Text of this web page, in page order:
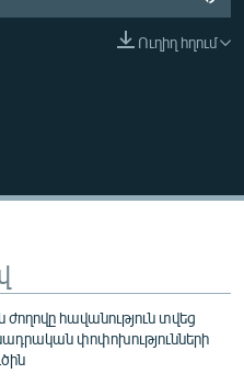
Ուղիղ հղում
ժողովը հավանություն տվեց
փոփոխությունների